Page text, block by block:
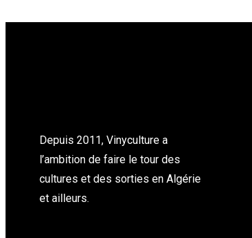
Depuis 2011, Vinyculture a
l’ambition de faire le tour des
cultures et des sorties en Algérie
et ailleurs.